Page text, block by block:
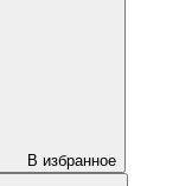
В избранное